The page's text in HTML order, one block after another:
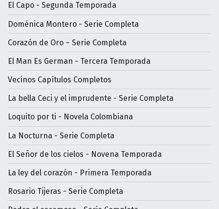
El Capo - Segunda Temporada
Doménica Montero - Serie Completa
Corazón de Oro – Serie Completa
El Man Es German - Tercera Temporada
Vecinos Capítulos Completos
La bella Ceci y el imprudente - Serie Completa
Loquito por ti - Novela Colombiana
La Nocturna - Serie Completa
El Señor de los cielos - Novena Temporada
La ley del corazón - Primera Temporada
Rosario Tijeras - Serie Completa